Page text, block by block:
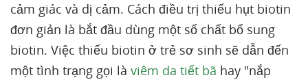
cảm giác và dị cảm. Cách điều trị thiếu hụt biotin
đơn giản là bắt đầu dùng một số chất bổ sung
biotin. Việc thiếu biotin ở trẻ sơ sinh sẽ dẫn đến
một tình trạng gọi là viêm da tiết bã hay "nắp